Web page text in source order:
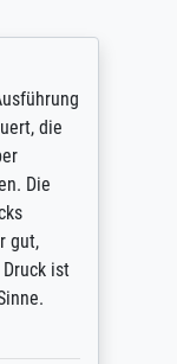
die
Die
gut,
ist